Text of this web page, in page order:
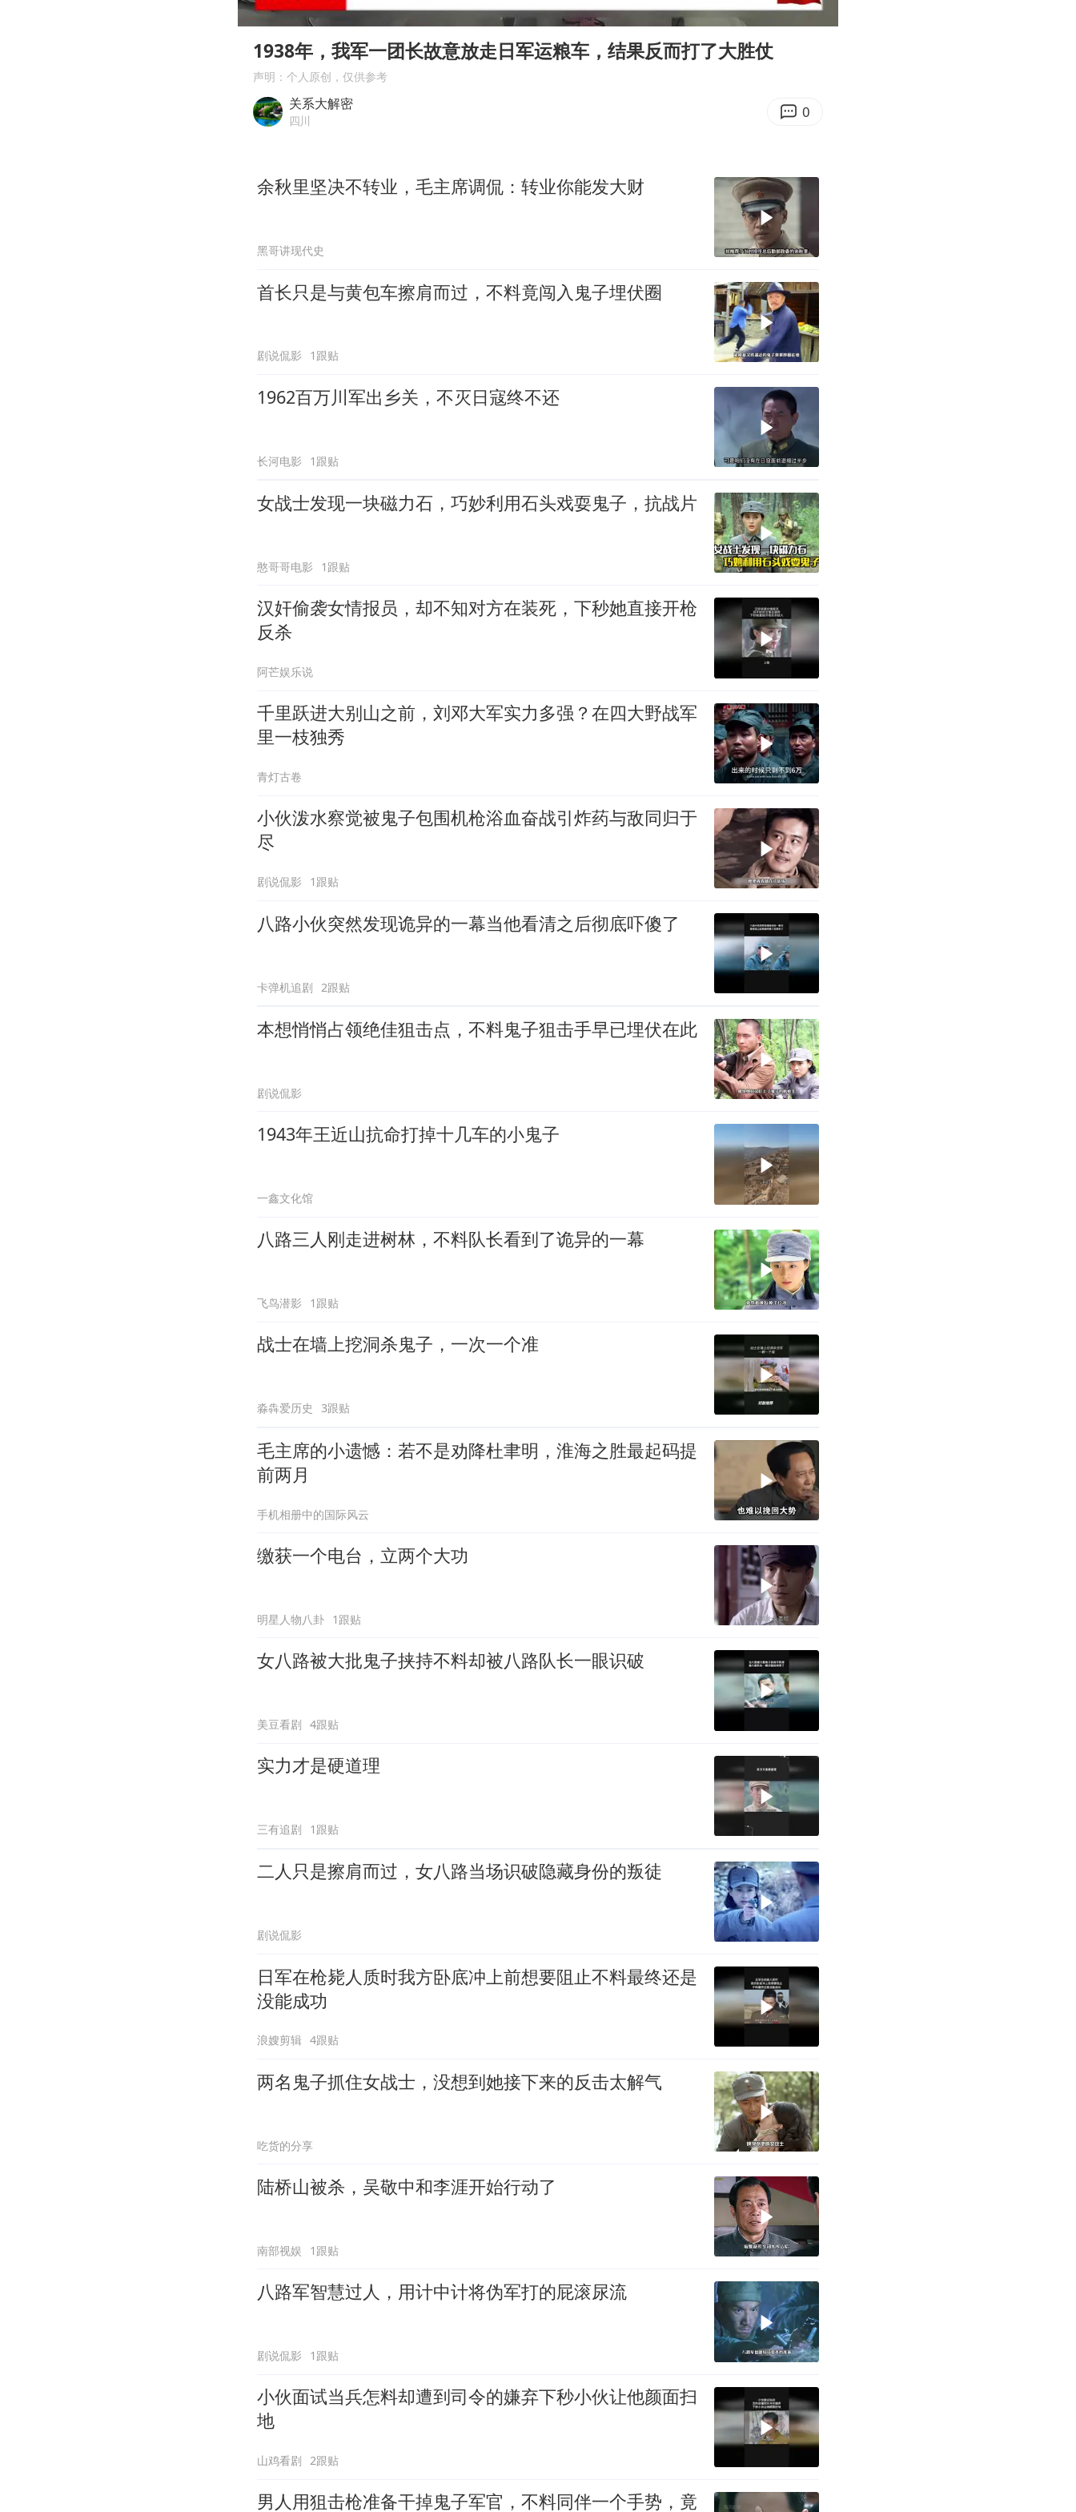
奋进开新局 实干挑大梁
Play
00:00 03:39
1938年，我军一团长故意放走日军运粮车，结果反而打了大胜仗
声明：个人原创，仅供参考
关系大解密
四川 0
余秋里坚决不转业，毛主席调侃：转业你能发大财
黑哥讲现代史
首长只是与黄包车擦肩而过，不料竟闯入鬼子埋伏圈
剧说侃影 1跟贴
1962百万川军出乡关，不灭日寇终不还
长河电影 1跟贴
女战士发现一块磁力石，巧妙利用石头戏耍鬼子，抗战片
憨哥哥电影 1跟贴
汉奸偷袭女情报员，却不知对方在装死，下秒她直接开枪
反杀
阿芒娱乐说
千里跃进大别山之前，刘邓大军实力多强？在四大野战军
里一枝独秀
青灯古卷
小伙泼水察觉被鬼子包围机枪浴血奋战引炸药与敌同归于
尽
剧说侃影 1跟贴
八路小伙突然发现诡异的一幕当他看清之后彻底吓傻了
卡弹机追剧 2跟贴
本想悄悄占领绝佳狙击点，不料鬼子狙击手早已埋伏在此
剧说侃影
1943年王近山抗命打掉十几车的小鬼子
一鑫文化馆
八路三人刚走进树林，不料队长看到了诡异的一幕
飞鸟潜影 1跟贴
战士在墙上挖洞杀鬼子，一次一个准
淼犇爱历史 3跟贴
毛主席的小遗憾：若不是劝降杜聿明，淮海之胜最起码提
前两月
手机相册中的国际风云
缴获一个电台，立两个大功
明星人物八卦 1跟贴
女八路被大批鬼子挟持不料却被八路队长一眼识破
美豆看剧 4跟贴
实力才是硬道理
三有追剧 1跟贴
二人只是擦肩而过，女八路当场识破隐藏身份的叛徒
剧说侃影
日军在枪毙人质时我方卧底冲上前想要阻止不料最终还是
没能成功
浪嫂剪辑 4跟贴
两名鬼子抓住女战士，没想到她接下来的反击太解气
吃货的分享
陆桥山被杀，吴敬中和李涯开始行动了
南部视娱 1跟贴
八路军智慧过人，用计中计将伪军打的屁滚尿流
剧说侃影 1跟贴
小伙面试当兵怎料却遭到司令的嫌弃下秒小伙让他颜面扫
地
山鸡看剧 2跟贴
男人用狙击枪准备干掉鬼子军官，不料同伴一个手势，竟